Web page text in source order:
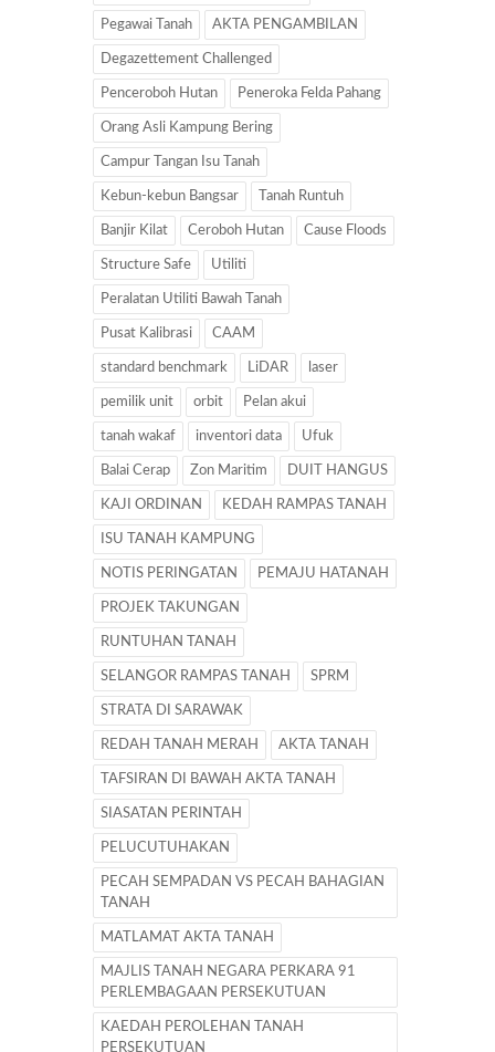
Pegawai Tanah AKTA PENGAMBILAN
Degazettement Challenged
Penceroboh Hutan Peneroka Felda Pahang
Orang Asli Kampung Bering
Campur Tangan Isu Tanah
Kebun-kebun Bangsar Tanah Runtuh
Banjir Kilat Ceroboh Hutan Cause Floods
Structure Safe Utiliti
Peralatan Utiliti Bawah Tanah
Pusat Kalibrasi CAAM
standard benchmark LiDAR laser
pemilik unit orbit Pelan akui
tanah wakaf inventori data Ufuk
Balai Cerap Zon Maritim DUIT HANGUS
KAJI ORDINAN KEDAH RAMPAS TANAH
ISU TANAH KAMPUNG
NOTIS PERINGATAN PEMAJU HATANAH
PROJEK TAKUNGAN
RUNTUHAN TANAH
SELANGOR RAMPAS TANAH SPRM
STRATA DI SARAWAK
REDAH TANAH MERAH AKTA TANAH
TAFSIRAN DI BAWAH AKTA TANAH
SIASATAN PERINTAH
PELUCUTUHAKAN
PECAH SEMPADAN VS PECAH BAHAGIAN
TANAH
MATLAMAT AKTA TANAH
MAJLIS TANAH NEGARA PERKARA 91
PERLEMBAGAAN PERSEKUTUAN
KAEDAH PEROLEHAN TANAH
PERSEKUTUAN